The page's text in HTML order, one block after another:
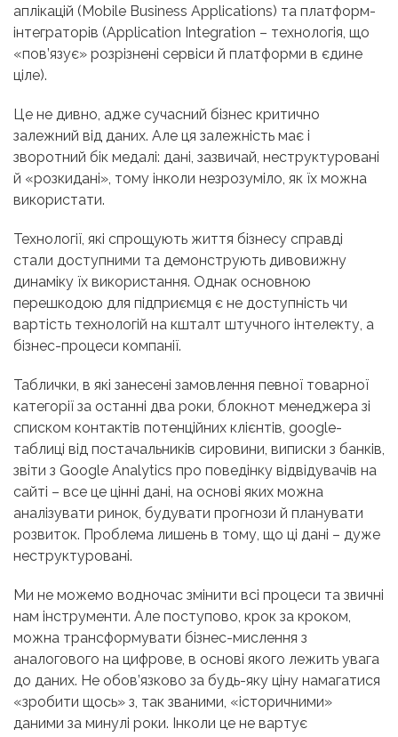
аплікацій (Mobile Business Applications) та платформ-
інтеграторів (Application Integration – технологія, що
«пов’язує» розрізнені сервіси й платформи в єдине
ціле).
Це не дивно, адже сучасний бізнес критично
залежний від даних. Але ця залежність має і
зворотний бік медалі: дані, зазвичай, неструктуровані
й «розкидані», тому інколи незрозуміло, як їх можна
використати.
Технології, які спрощують життя бізнесу справді
стали доступними та демонструють дивовижну
динаміку їх використання. Однак основною
перешкодою для підприємця є не доступність чи
вартість технологій на кшталт штучного інтелекту, а
бізнес-процеси компанії.
Таблички, в які занесені замовлення певної товарної
категорії за останні два роки, блокнот менеджера зі
списком контактів потенційних клієнтів, google-
таблиці від постачальників сировини, виписки з банків,
звіти з Google Analytics про поведінку відвідувачів на
сайті – все це цінні дані, на основі яких можна
аналізувати ринок, будувати прогнози й планувати
розвиток. Проблема лишень в тому, що ці дані – дуже
неструктуровані.
Ми не можемо водночас змінити всі процеси та звичні
нам інструменти. Але поступово, крок за кроком,
можна трансформувати бізнес-мислення з
аналогового на цифрове, в основі якого лежить увага
до даних. Не обов’язково за будь-яку ціну намагатися
«зробити щось» з, так званими, «історичними»
даними за минулі роки. Інколи це не вартує